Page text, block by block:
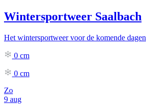
Wintersportweer Saalbach
Het wintersportweer voor de komende dagen
0 cm
0 cm
Zo
9 aug